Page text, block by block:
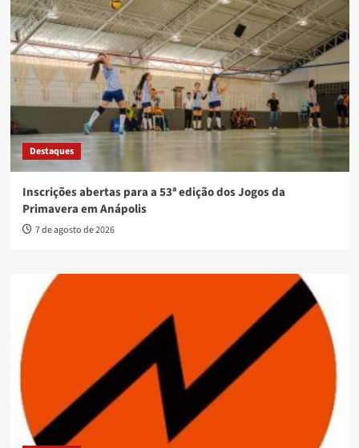
Destaques
Inscrições abertas para a 53ª edição dos Jogos da
Primavera em Anápolis
7 de agosto de 2026